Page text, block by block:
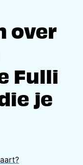
over
Fulli
je